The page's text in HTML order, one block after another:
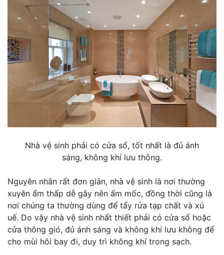
Nhà vệ sinh phải có cửa sổ, tốt nhất là đủ ánh
sáng, không khí lưu thông.
Nguyên nhân rất đơn giản, nhà vệ sinh là nơi thường
xuyên ẩm thấp dễ gây nên ẩm mốc, đồng thời cũng là
nơi chúng ta thường dùng để tẩy rửa tạp chất và xú
uế. Do vậy nhà vệ sinh nhất thiết phải có cửa sổ hoặc
cửa thông gió, đủ ánh sáng và không khí lưu không để
cho mùi hôi bay đi, duy trì không khí trong sạch.